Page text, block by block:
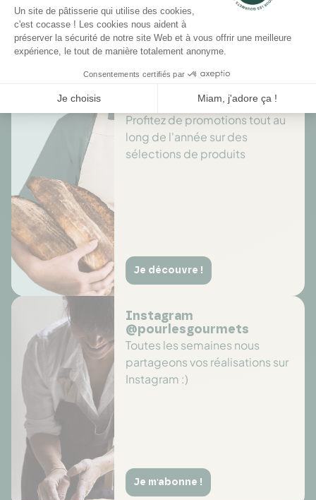
Il n'y a pas encore d'avis pour ce produit.
Des offres toute l’année
Profitez de promotions tout au
long de l'année sur des
sélections de produits
Je découvre !
Instagram
@pourlesgourmets
Toutes les semaines nous
partageons vos réalisations sur
Instagram :)
Je m'abonne !